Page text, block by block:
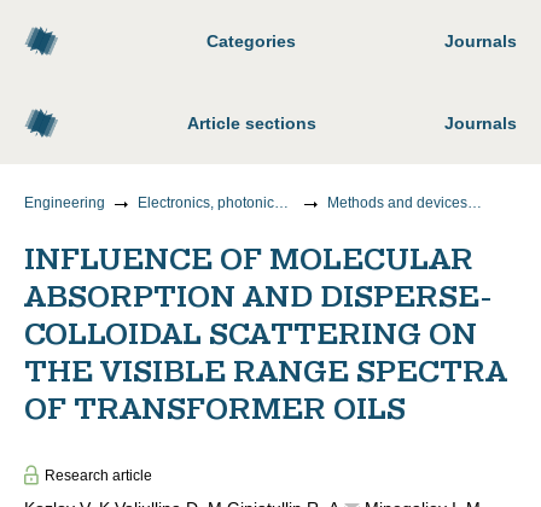
Categories Journals
Article sections Journals
Engineering Electronics, photonics, instrumentation and communications Methods and devices for control and diagnostics of materials, products, substances and the natural environment
INFLUENCE OF MOLECULAR
ABSORPTION AND DISPERSE-
COLLOIDAL SCATTERING ON
THE VISIBLE RANGE SPECTRA
OF TRANSFORMER OILS
Research article